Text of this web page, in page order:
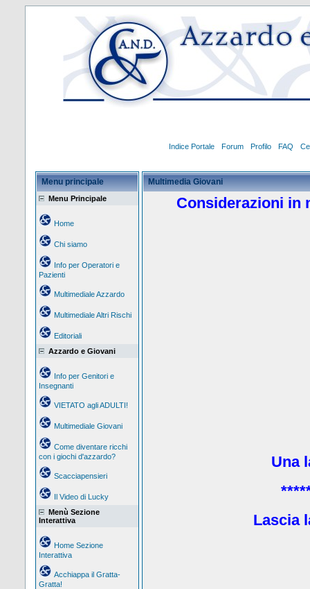
Indice Portale Forum Profilo FAQ
Menu principale
Menu Principale
Home
Chi siamo
Info per Operatori e
Pazienti
Multimediale Azzardo
Multimediale Altri Rischi
Editoriali
Azzardo e Giovani
Info per Genitori e
Insegnanti
VIETATO agli ADULTI!
Multimediale Giovani
Come diventare ricchi
con i giochi d'azzardo?
Scacciapensieri
Il Video di Lucky
Menù Sezione
Interattiva
Home Sezione
Interattiva
Acchiappa il Gratta-
Gratta!
Multimedia Giovani
Considerazioni in
Una
Lascia